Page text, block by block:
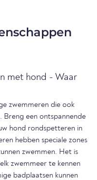
met hond - Waar
zwemmeren die ook
Breng een ontspannende
hond rondspetteren in
hebben speciale zones
zwemmen. Het is
zwemmeer te kennen
badplaatsen kunnen